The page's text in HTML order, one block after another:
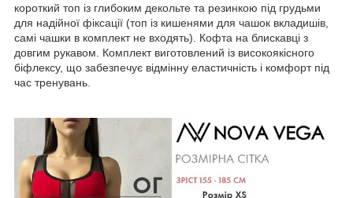
короткий топ із глибоким декольте та резинкою під грудьми
для надійної фіксації (топ із кишенями для чашок вкладишів,
самі чашки в комплект не входять). Кофта на блискавці з
довгим рукавом. Комплект виготовлений із високоякісного
біфлексу, що забезпечує відмінну еластичність і комфорт під
час тренувань.